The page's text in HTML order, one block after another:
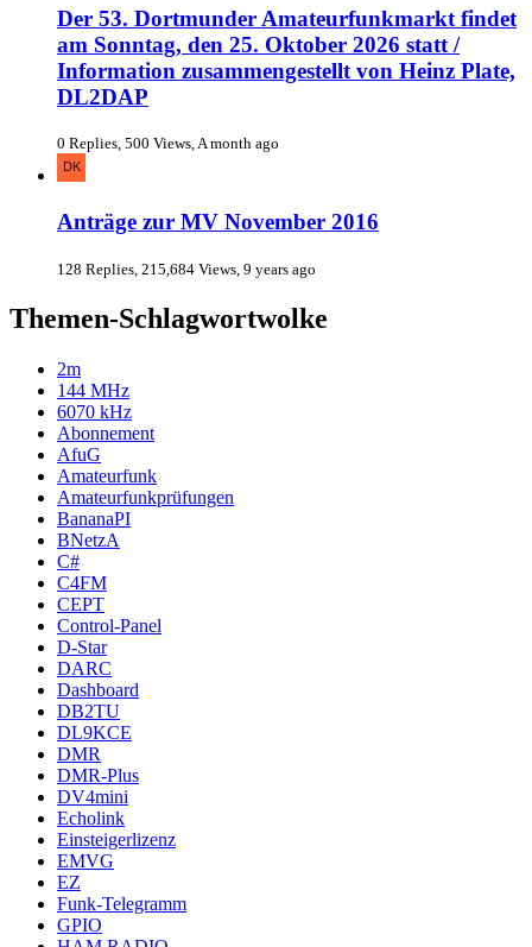
Der 53. Dortmunder Amateurfunkmarkt findet
am Sonntag, den 25. Oktober 2026 statt /
Information zusammengestellt von Heinz Plate,
DL2DAP
0 Replies, 500 Views, A month ago
Anträge zur MV November 2016
128 Replies, 215,684 Views, 9 years ago
Themen-Schlagwortwolke
2m
144 MHz
6070 kHz
Abonnement
AfuG
Amateurfunk
Amateurfunkprüfungen
BananaPI
BNetzA
C#
C4FM
CEPT
Control-Panel
D-Star
DARC
Dashboard
DB2TU
DL9KCE
DMR
DMR-Plus
DV4mini
Echolink
Einsteigerlizenz
EMVG
EZ
Funk-Telegramm
GPIO